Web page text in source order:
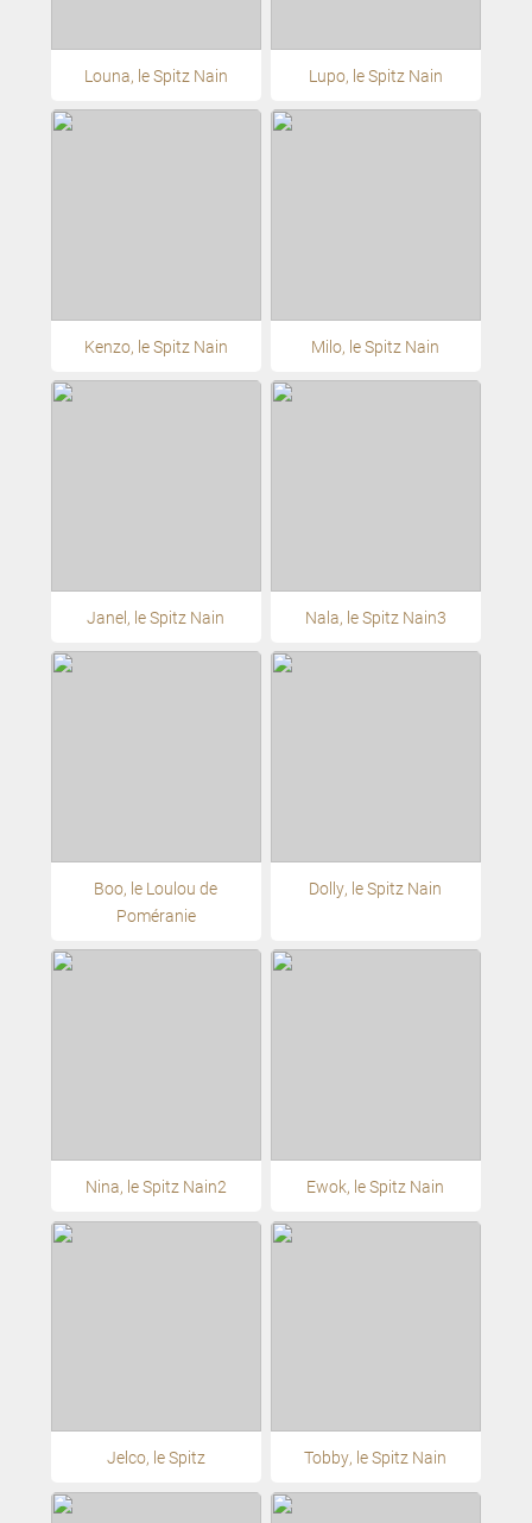
Louna, le Spitz Nain Lupo, le Spitz Nain
Kenzo, le Spitz Nain Milo, le Spitz Nain
Janel, le Spitz Nain Nala, le Spitz Nain3
Boo, le Loulou de
Poméranie
Dolly, le Spitz Nain
Nina, le Spitz Nain2 Ewok, le Spitz Nain
Jelco, le Spitz Tobby, le Spitz Nain